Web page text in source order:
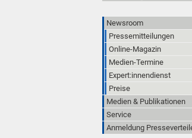
Newsroom
Pressemitteilungen
Online-Magazin
Medien-Termine
Expert:innendienst
Preise
Medien & Publikationen
Service
Anmeldung